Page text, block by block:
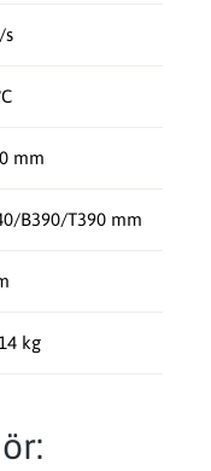
s
mm
B390/T390 mm
kg